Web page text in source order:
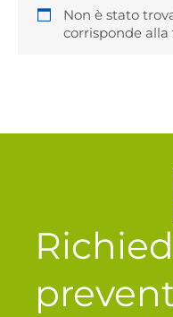
Non è stato
corrisponde alla